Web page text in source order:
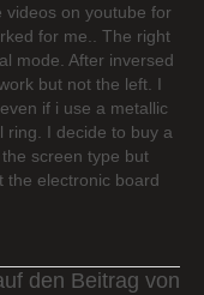
videos on youtube for
for me.. The right
mode. After inversed
but not the left. I
if i use a metallic
ring. I decide to buy a
screen type but
the electronic board
den Beitrag von